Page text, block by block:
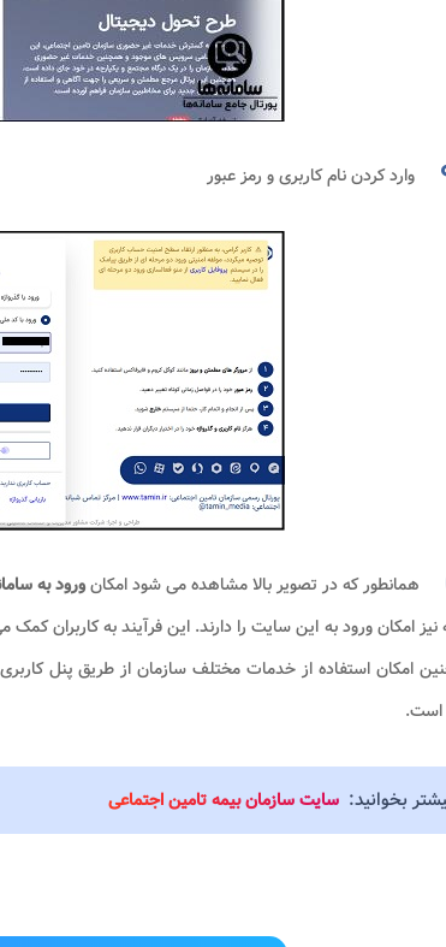
وارد کردن نام کاربری و رمز عبور
همانطور که در تصویر بالا مشاهده می شود امکانورود به
نیز امکان ورود به این سایت را دارند. این فرآیند به کاربران
امکان استفاده از خدمات مختلف سازمان از طریق پنل
بخوانید: سایت سازمان بیمه تامین اجتماعی